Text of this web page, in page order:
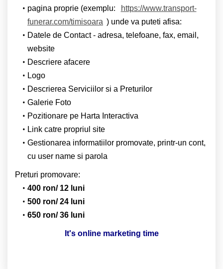
pagina proprie (exemplu:
https://www.transport-
funerar.com/timisoara ) unde va puteti afisa:
Datele de Contact - adresa, telefoane, fax, email,
website
Descriere afacere
Logo
Descrierea Serviciilor si a Preturilor
Galerie Foto
Pozitionare pe Harta Interactiva
Link catre propriul site
Gestionarea informatiilor promovate, printr-un cont,
cu user name si parola
Preturi promovare:
400 ron/ 12 luni
500 ron/ 24 luni
650 ron/ 36 luni
It's online marketing time